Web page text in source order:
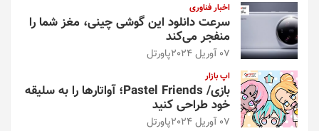
اخبار فناوری
سرعت دانلود این گوشی چینی، مغز شما را
منفجر می‌کند
07 آوریل 2024 پاورتل
اپ بازار
بازی/ Pastel Friends؛ آواتارها را به سلیقه
خود طراحی کنید
07 آوریل 2024 پاورتل